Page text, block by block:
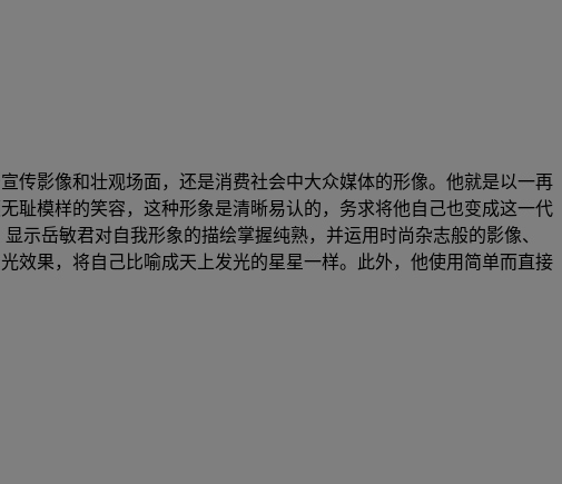
传影像和壮观场面，还是消费社会中大众媒体的形像。他就是以一再
耻模样的笑容，这种形象是清晰易认的，务求将他自己也变成这一代
示岳敏君对自我形象的描绘掌握纯熟，并运用时尚杂志般的影像、
效果，将自己比喻成天上发光的星星一样。此外，他使用简单而直接